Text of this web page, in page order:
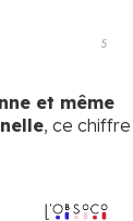
et même
, ce chiffre